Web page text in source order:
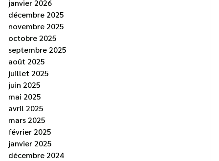
janvier 2026
décembre 2025
novembre 2025
octobre 2025
septembre 2025
août 2025
juillet 2025
juin 2025
mai 2025
avril 2025
mars 2025
février 2025
janvier 2025
décembre 2024